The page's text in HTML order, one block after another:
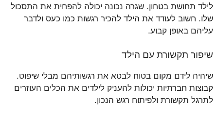
לילד תחושת בטחון. שגרה נכונה יכולה להפחית את התסכול
שלו. חשוב לעודד את הילד להכיר רגשות כמו כעס ולדבר
עליהם באופן קבוע.
שיפור תקשורת עם הילד
שיהיה לידם מקום בטוח לבטא את רגשותיהם מבלי שיפוט.
קבוצות חברתיות יכולות להעניק לילדים את הכלים העוזרים
לתרגל תקשורת ולפיתוח רגש הנכון.